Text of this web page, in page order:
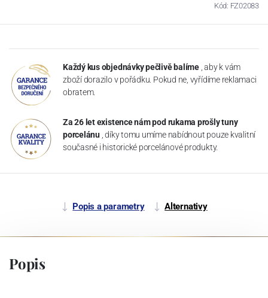
Kód: FZ02083
Každý kus objednávky pečlivě balíme , aby k vám
zboží dorazilo v pořádku. Pokud ne, vyřídíme reklamaci
obratem.
Za 26 let existence nám pod rukama prošly tuny
porcelánu , díky tomu umíme nabídnout pouze kvalitní
současné i historické porcelánové produkty.
Popis a parametry Alternativy
Popis